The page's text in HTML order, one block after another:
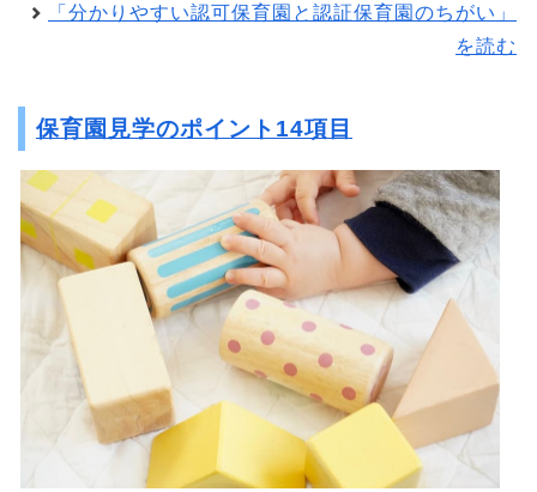
「分かりやすい認可保育園と認証保育園のちがい」
を読む
保育園見学のポイント14項目